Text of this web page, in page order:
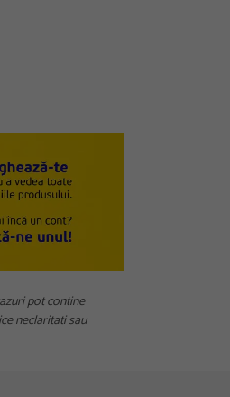
pot contine
neclaritati sau